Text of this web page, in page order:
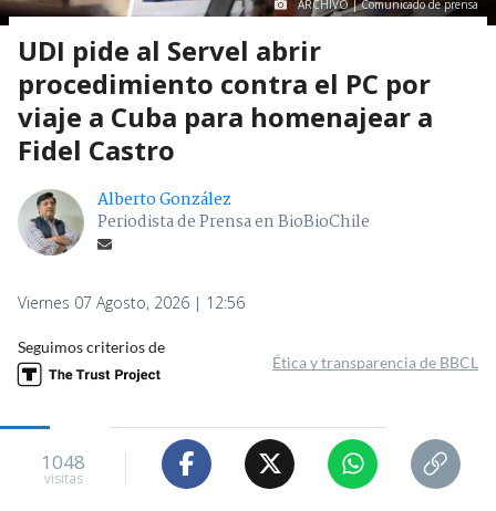
ARCHIVO | Comunicado de prensa
UDI pide al Servel abrir
procedimiento contra el PC por
viaje a Cuba para homenajear a
Fidel Castro
Alberto González
Periodista de Prensa en BioBioChile
Viernes 07 Agosto, 2026 | 12:56
Seguimos criterios de
Ética y transparencia de BBCL
1048
visitas